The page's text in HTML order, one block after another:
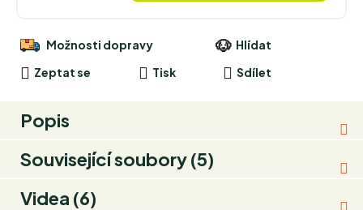
Tisk
Zeptat se
Hlídat
Sdílet
Možnosti dopravy
Popis
Související soubory (5)
Videa (6)